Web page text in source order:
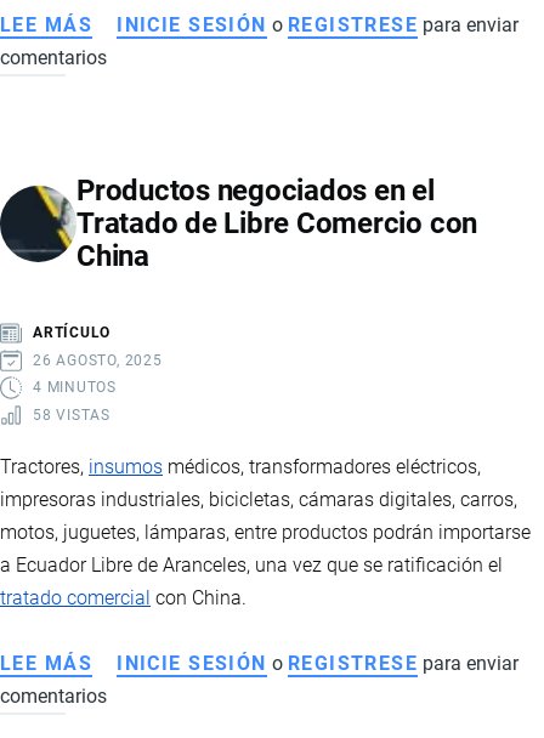
LEE MÁS SOBRE
EXPORTACIÓN
ECUADOR:
ESTADÍSTICAS,
MERCADOS
DEL
SECTOR
FLORÍCOLA
INICIE SESIÓN o REGISTRESE para enviar
comentarios
Productos negociados en el
Tratado de Libre Comercio con
China
ARTÍCULO
26 AGOSTO, 2025
4 MINUTOS
58 VISTAS
Tractores, insumos médicos, transformadores eléctricos,
impresoras industriales, bicicletas, cámaras digitales, carros,
motos, juguetes, lámparas, entre productos podrán importarse
a Ecuador Libre de Aranceles, una vez que se ratificación el
tratado comercial con China.
LEE MÁS SOBRE
PRODUCTOS
INICIE SESIÓN o REGISTRESE para enviar
comentarios